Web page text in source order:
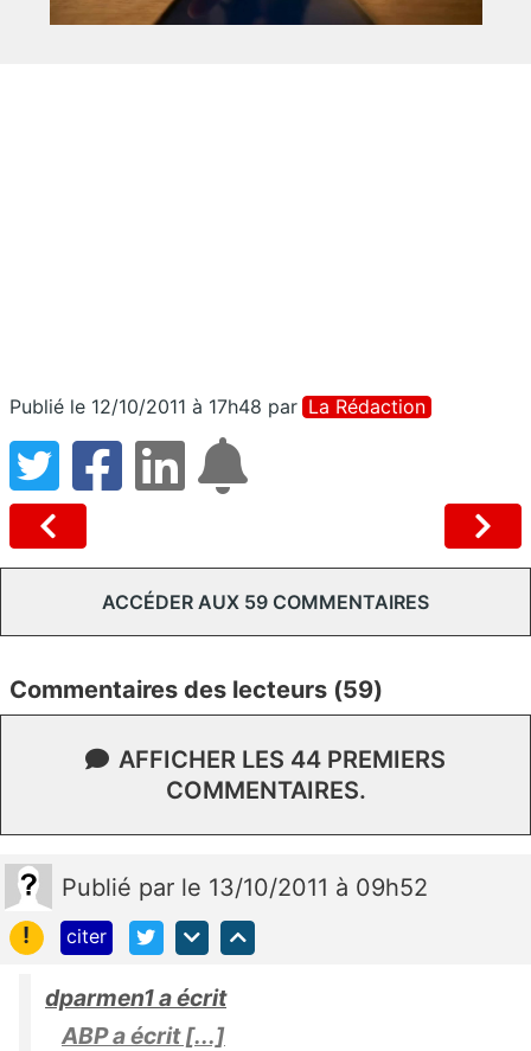
Publié le 12/10/2011 à 17h48 par La Rédaction
ACCÉDER AUX 59 COMMENTAIRES
Commentaires des lecteurs (59)
AFFICHER LES 44 PREMIERS
COMMENTAIRES.
Publié par le 13/10/2011 à 09h52
!
citer
dparmen1 a écrit
ABP a écrit [...]